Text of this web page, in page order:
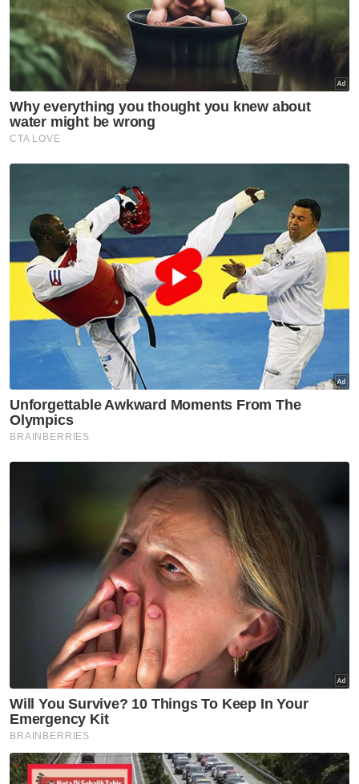
DUN Negeri Sembilan
Undang Yang Empat
Tunku Besar Tampin
Artikel Disyorkan
Melaka NS
Seorang wakil MIC bertaraf
Exco akan ditempatkan di
pejabat MB Negeri Sembilan -
Ismail
Melaka NS
'Pandang ke hadapan, jangan
Melaka NS
Ismail terajui tiga portfolio
utama pentadbiran Kerajaan
Negeri Sembilan
Melaka NS
Tuanku Muhriz ingatkan Exco
Negeri Sembilan jujur, jangan
salah guna kuasa